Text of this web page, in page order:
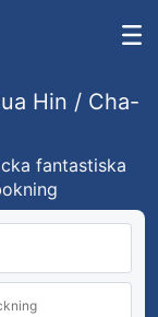
Hin / Cha-
fantastiska